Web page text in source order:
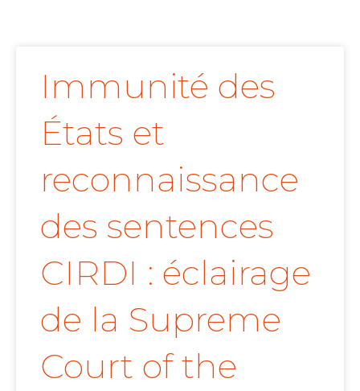
Immunité des
États et
reconnaissance
des sentences
CIRDI : éclairage
de la Supreme
Court of the